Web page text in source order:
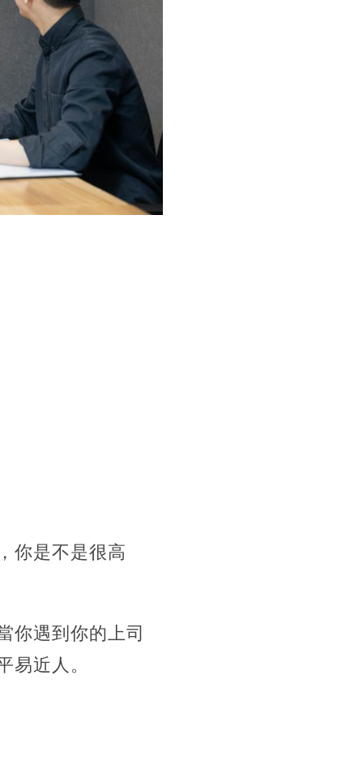
你是不是很高
你遇到你的上司
易近人。